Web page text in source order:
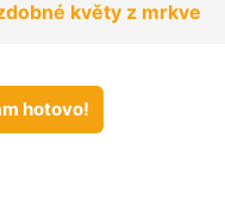
květy z mrkve
hotovo!